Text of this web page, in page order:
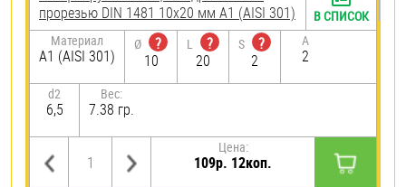
прорезью DIN 1481 10х20 мм А1 (AISI 301)
Материал
А1 (AISI 301)
Ø
?
10
L
?
20
S
?
2
A
2
d2
6,5
Вес:
7.38 гр.
Цена:
109р. 12коп.
В СПИСОК